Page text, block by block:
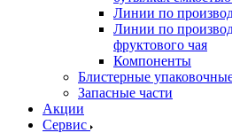
Линии по
Линии по
фруктового чая
Компоненты
Блистерные
Запасные части
Акции
Сервис